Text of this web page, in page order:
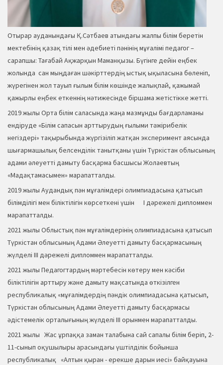
Отырар ауданындағы Қ.Сәтбаев атындағы жалпы білім беретін
мектебінің қазақ тілі мен әдебиеті пәнінің мұғалімі педагог –
сарапшы: Тағабай Ақжарқын Маманқызы. Бүгінге дейін еңбек
жолында сан мыңдаған шәкірттердің ыстық ықыласына бөленіп,
жүрегінен жол тауып ғылым білім көшінде жалықпай, қажымай
қажырлы еңбек еткеннің нәтижесінде біршама жетістікке жетті.
2019 жылы Орта білім саласында жаңа мазмұнды бағдарламаны
ендіруде «Білім сапасын арттырудың ғылыми тәжірибелік
негіздері» тақырыбында жүргізіліп жатқан эксперимент аясында
шығармашылық белсенділік танытқаны үшін Түркістан облысының
адами әлеуетті дамыту басқарма басшысы Жолаевтың
«Мадақтамасымен» марапатталды.
2019 жылы Аудандық пән мұғалімдері олимпиадасына қатысып
білімділігі мен біліктілігін көрсеткені үшін І дәрежелі дипломмен
марапатталды.
2021 жылы Облыстық пән мұғалімдерінің олимпиадасына қатысып
Түркістан облысының Адами Әлеуетті дамыту басқармасының
жүлделі ІІІ дәрежелі дипломмен марапатталды.
2021 жылы Педагогтардың мәртебесін көтеру мен кәсіби
біліктілігін арттыру және дамыту мақсатында өткізілген
республикалық «мұғалімдердің пәндік олимпиадасына қатысып,
Түркістан облысының Адами Әлеуетті дамыту басқармасы
әдістемелік орталығының жүлделі ІІІ орынмен марапатталды.
2021 жылы Жас ұрпаққа заман талабына сай сапалы білім беріп, 2-
11-сынып оқушылыры арасындағы үштілділік бойынша
республикалық «Алтын қыран - ерекше дарын иесі» байқауына